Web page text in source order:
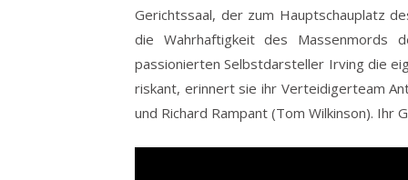
Gerichtssaal, der zum Hauptschauplatz
die Wahrhaftigkeit des Massenmords
passionierten Selbstdarsteller Irving die
riskant, erinnert sie ihr Verteidigerteam
und Richard Rampant (Tom Wilkinson). Ihr